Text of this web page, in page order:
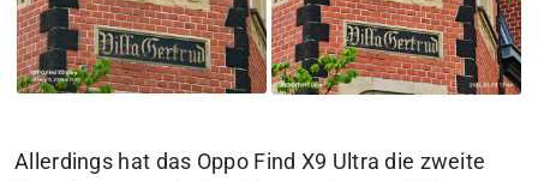
Allerdings hat das Oppo Find X9 Ultra die zweite